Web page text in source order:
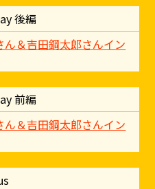
後編
ん＆吉田鋼太郎さんイン
前編
ん＆吉田鋼太郎さんイン